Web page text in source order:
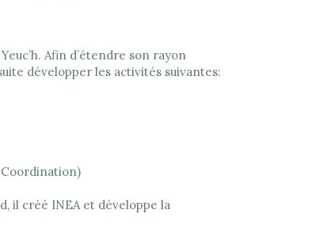
Afin d’étendre son rayon
développer les activités suivantes:
il créé INEA et développe la